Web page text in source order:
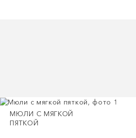
МЮЛИ С МЯГКОЙ
ПЯТКОЙ